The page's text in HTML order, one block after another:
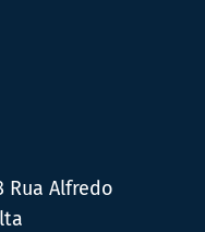
Rua Alfredo